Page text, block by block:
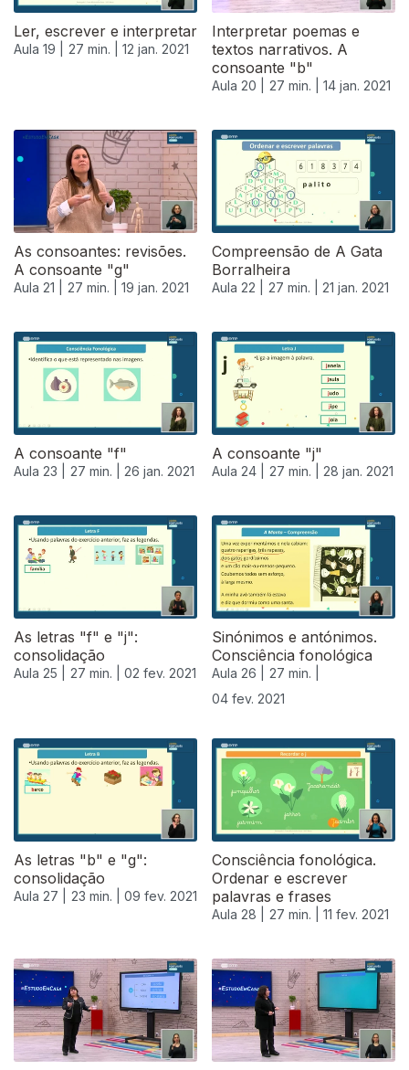
Ler, escrever e interpretar
Aula 19 | 27 min. | 12 jan. 2021
Interpretar poemas e
textos narrativos. A
consoante "b"
Aula 20 | 27 min. | 14 jan. 2021
As consoantes: revisões.
A consoante "g"
Aula 21 | 27 min. | 19 jan. 2021
Compreensão de A Gata
Borralheira
Aula 22 | 27 min. | 21 jan. 2021
A consoante "f"
Aula 23 | 27 min. | 26 jan. 2021
A consoante "j"
Aula 24 | 27 min. | 28 jan. 2021
520628
As letras "f" e "j":
consolidação
Aula 25 | 27 min. | 02 fev. 2021
Sinónimos e antónimos.
Consciência fonológica
Aula 26 |
27 min. |
04 fev. 2021
As letras "b" e "g":
consolidação
Aula 27 | 23 min. | 09 fev. 2021
Consciência fonológica.
Ordenar e escrever
palavras e frases
Aula 28 | 27 min. | 11 fev. 2021